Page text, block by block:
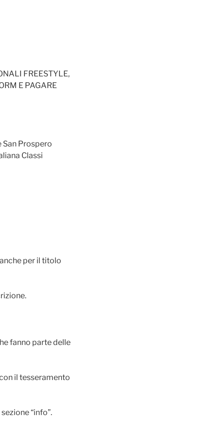
FREESTYLE,
E PAGARE
San Prospero
Classi
per il titolo
fanno parte delle
il tesseramento
“info”.